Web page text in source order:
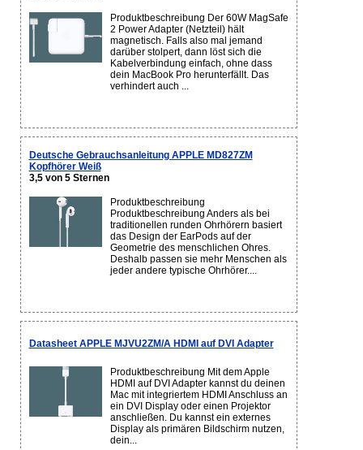
Produktbeschreibung Der 60W MagSafe
2 Power Adapter (Netzteil) hält
magnetisch. Falls also mal jemand
darüber stolpert, dann löst sich die
Kabelverbindung einfach, ohne dass
dein MacBook Pro herunterfällt. Das
verhindert auch ...
Deutsche Gebrauchsanleitung APPLE MD827ZM
Kopfhörer Weiß
3,5 von 5 Sternen
Produktbeschreibung
Produktbeschreibung Anders als bei
traditionellen runden Ohrhörern basiert
das Design der EarPods auf der
Geometrie des menschlichen Ohres.
Deshalb passen sie mehr Menschen als
jeder andere typische Ohrhörer....
Datasheet APPLE MJVU2ZM/A HDMI auf DVI Adapter
Produktbeschreibung Mit dem Apple
HDMI auf DVI Adapter kannst du deinen
Mac mit integriertem HDMI Anschluss an
ein DVI Display oder einen Projektor
anschließen. Du kannst ein externes
Display als primären Bildschirm nutzen,
dein...